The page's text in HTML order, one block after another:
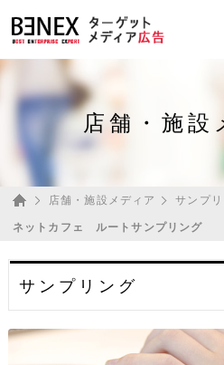
店舗・施設
ホーム
店舗・施設メディア サンプ
ネットカフェ ルートサンプリング
サンプリング